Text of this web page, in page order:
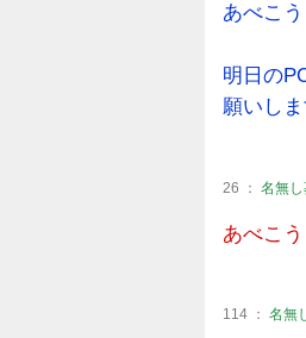
明日の
願いし
26 ： 名無し
あべこ
114 ： 名無